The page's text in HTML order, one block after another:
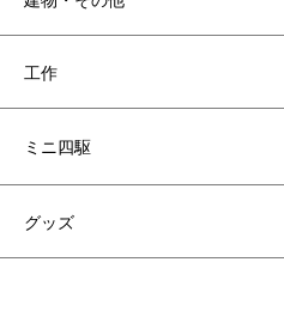
工作
ミニ四駆
グッズ